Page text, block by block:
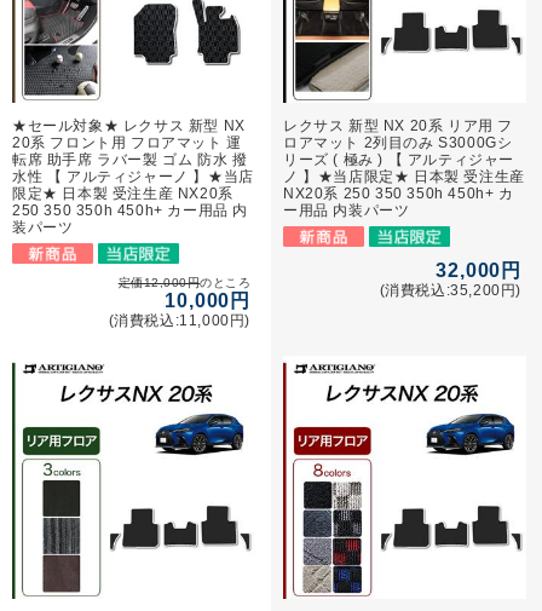
★セール対象★ レクサス 新型 NX
20系 フロント用 フロアマット 運
転席 助手席 ラバー製 ゴム 防水 撥
水性 【 アルティジャーノ 】★当店
限定★ 日本製 受注生産 NX20系
250 350 350h 450h+ カー用品 内
装パーツ
定価12,000円のところ
10,000円
(消費税込:11,000円)
レクサス 新型 NX 20系 リア用 フ
ロアマット 2列目のみ S3000Gシ
リーズ ( 極み ) 【 アルティジャー
ノ 】★当店限定★ 日本製 受注生産
NX20系 250 350 350h 450h+ カ
ー用品 内装パーツ
32,000円
(消費税込:35,200円)